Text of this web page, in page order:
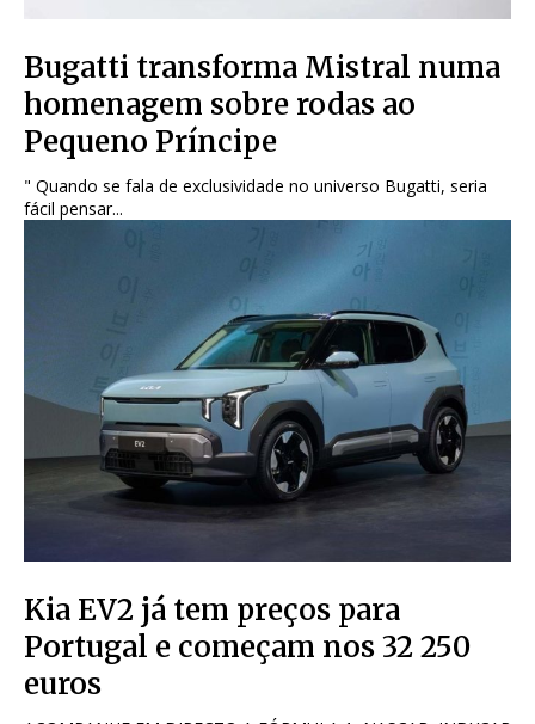
Bugatti transforma Mistral numa
homenagem sobre rodas ao
Pequeno Príncipe
" Quando se fala de exclusividade no universo Bugatti, seria
fácil pensar...
Kia EV2 já tem preços para
Portugal e começam nos 32 250
euros